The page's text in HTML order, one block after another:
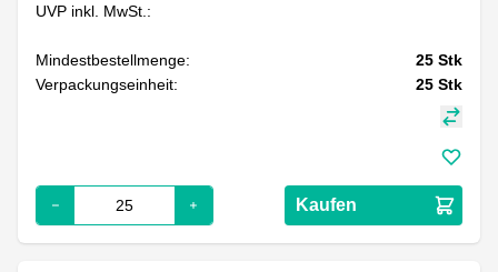
UVP inkl. MwSt.:
Mindestbestellmenge: 25 Stk
Verpackungseinheit:
25 Stk
Kaufen